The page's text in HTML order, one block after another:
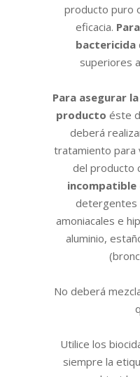
producto puro
eficacia.
bactericida
superiores
Para asegurar
producto éste
deberá
tratamiento para
del producto
incompatible
detergentes
amoniacales e
aluminio,
No deberá
Utilice los
siempre la